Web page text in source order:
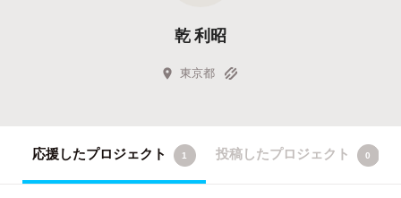
乾 利昭
東京都
応援したプロジェクト 1 投稿したプロジェクト 0